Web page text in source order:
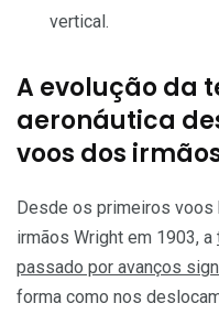
vertical.
A evolução da
aeronáutica
voos dos
Desde os primeiros
irmãos Wright em 1903, a
passado por avanços
forma como nos